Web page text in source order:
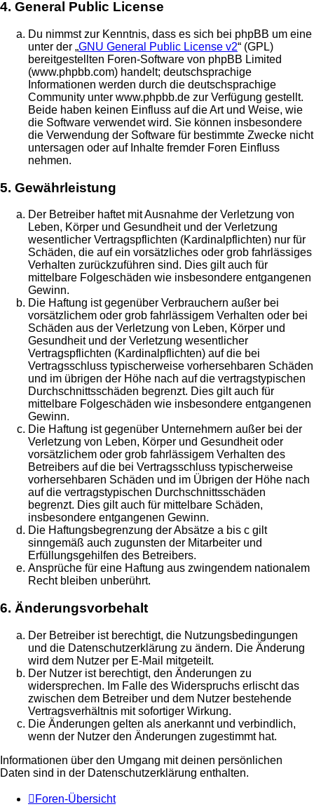
4. General Public License
Du nimmst zur Kenntnis, dass es sich bei phpBB um eine
unter der „GNU General Public License v2“ (GPL)
bereitgestellten Foren-Software von phpBB Limited
(www.phpbb.com) handelt; deutschsprachige
Informationen werden durch die deutschsprachige
Community unter www.phpbb.de zur Verfügung gestellt.
Beide haben keinen Einfluss auf die Art und Weise, wie
die Software verwendet wird. Sie können insbesondere
die Verwendung der Software für bestimmte Zwecke nicht
untersagen oder auf Inhalte fremder Foren Einfluss
nehmen.
5. Gewährleistung
Der Betreiber haftet mit Ausnahme der Verletzung von
Leben, Körper und Gesundheit und der Verletzung
wesentlicher Vertragspflichten (Kardinalpflichten) nur für
Schäden, die auf ein vorsätzliches oder grob fahrlässiges
Verhalten zurückzuführen sind. Dies gilt auch für
mittelbare Folgeschäden wie insbesondere entgangenen
Gewinn.
Die Haftung ist gegenüber Verbrauchern außer bei
vorsätzlichem oder grob fahrlässigem Verhalten oder bei
Schäden aus der Verletzung von Leben, Körper und
Gesundheit und der Verletzung wesentlicher
Vertragspflichten (Kardinalpflichten) auf die bei
Vertragsschluss typischerweise vorhersehbaren Schäden
und im übrigen der Höhe nach auf die vertragstypischen
Durchschnittsschäden begrenzt. Dies gilt auch für
mittelbare Folgeschäden wie insbesondere entgangenen
Gewinn.
Die Haftung ist gegenüber Unternehmern außer bei der
Verletzung von Leben, Körper und Gesundheit oder
vorsätzlichem oder grob fahrlässigem Verhalten des
Betreibers auf die bei Vertragsschluss typischerweise
vorhersehbaren Schäden und im Übrigen der Höhe nach
auf die vertragstypischen Durchschnittsschäden
begrenzt. Dies gilt auch für mittelbare Schäden,
insbesondere entgangenen Gewinn.
Die Haftungsbegrenzung der Absätze a bis c gilt
sinngemäß auch zugunsten der Mitarbeiter und
Erfüllungsgehilfen des Betreibers.
Ansprüche für eine Haftung aus zwingendem nationalem
Recht bleiben unberührt.
6. Änderungsvorbehalt
Der Betreiber ist berechtigt, die Nutzungsbedingungen
und die Datenschutzerklärung zu ändern. Die Änderung
wird dem Nutzer per E-Mail mitgeteilt.
Der Nutzer ist berechtigt, den Änderungen zu
widersprechen. Im Falle des Widerspruchs erlischt das
zwischen dem Betreiber und dem Nutzer bestehende
Vertragsverhältnis mit sofortiger Wirkung.
Die Änderungen gelten als anerkannt und verbindlich,
wenn der Nutzer den Änderungen zugestimmt hat.
Informationen über den Umgang mit deinen persönlichen
Daten sind in der Datenschutzerklärung enthalten.
Foren-Übersicht